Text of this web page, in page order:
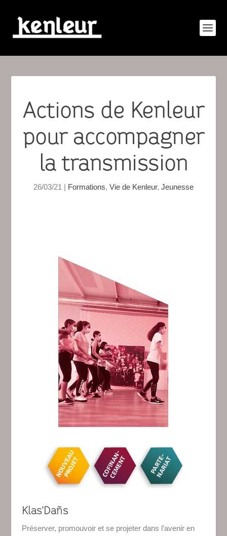
Actions de Kenleur
pour accompagner
la transmission
26/03/21 | Formations, Vie de Kenleur, Jeunesse
Klas’Dañs
Préserver, promouvoir et se projeter dans l’avenir en